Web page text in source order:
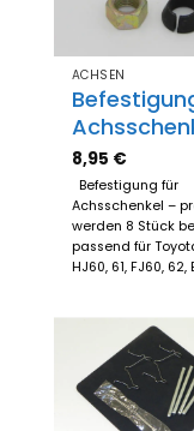
ACHSEN
8,95 €
Befestigung für
Achsschenkel –
werden 8 Stück
passend für
HJ60, 61, FJ60,